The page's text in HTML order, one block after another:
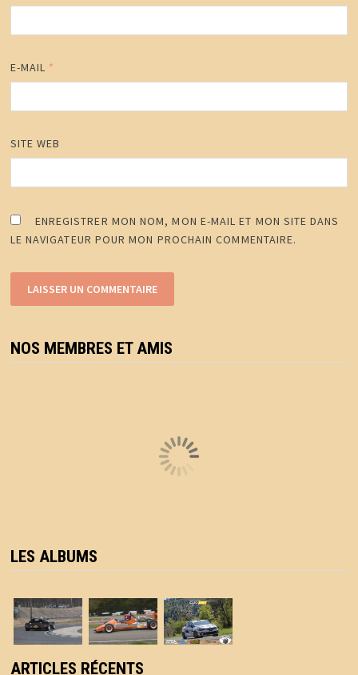
E-MAIL *
SITE WEB
ENREGISTRER MON NOM, MON E-MAIL ET MON SITE DANS
LE NAVIGATEUR POUR MON PROCHAIN COMMENTAIRE.
NOS MEMBRES ET AMIS
LES ALBUMS
ARTICLES RÉCENTS